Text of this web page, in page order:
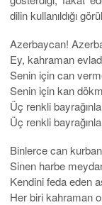
dilin kullanıldığı
Azerbaycan!
Ey, kahraman
Senin için can
Senin için kan
Üç renkli
Üç renkli
Binlerce can
Sinen harbe
Kendini feda eden
Her biri kahraman